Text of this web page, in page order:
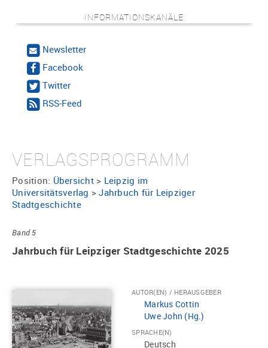
INFORMATIONSKANÄLE
Newsletter
Facebook
Twitter
RSS-Feed
VERLAGSPROGRAMM
Position: Übersicht> Leipzig im
Universitätsverlag >Jahrbuch für Leipziger
Stadtgeschichte
Band 5
Jahrbuch für Leipziger Stadtgeschichte 2025
AUTOR(EN) / HERAUSGEBER
Markus Cottin
Uwe John (Hg.)
SPRACHE(N)
Deutsch